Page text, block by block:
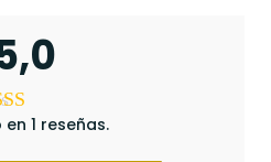
1 reseñas.